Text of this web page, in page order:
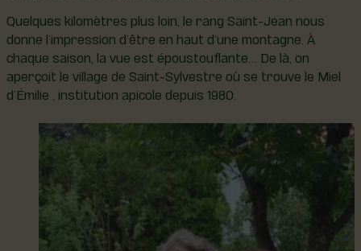
Quelques kilomètres plus loin, le rang Saint-Jean nous
donne l’impression d’être en haut d’une montagne. À
chaque saison, la vue est époustouflante… De là, on
aperçoit le village de Saint-Sylvestre où se trouve le Miel
d’Émilie , institution apicole depuis 1980.